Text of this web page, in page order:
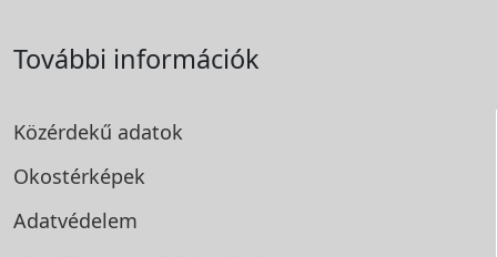
További információk
Közérdekű adatok
Okostérképek
Adatvédelem